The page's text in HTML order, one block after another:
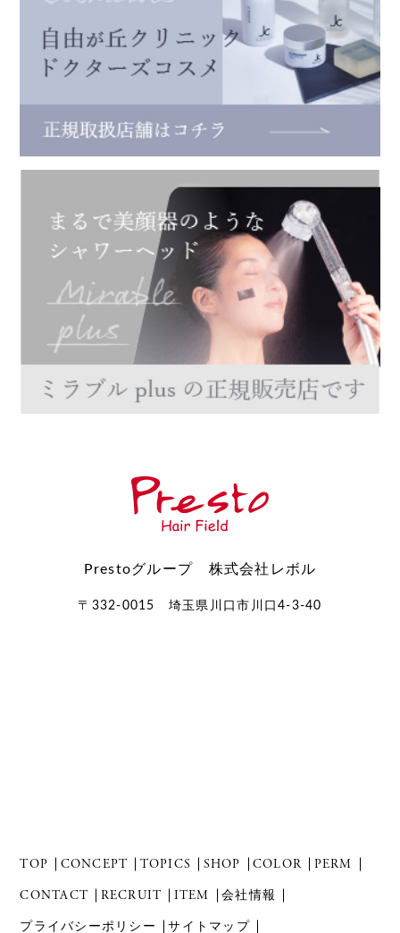
Prestoグループ 株式会社レボル
〒332-0015 埼玉県川口市川口4-3-40
TOP CONCEPT TOPICS SHOP COLOR
PERM
CONTACT
RECRUIT ITEM 会社情報
プライバシーポリシー サイトマップ